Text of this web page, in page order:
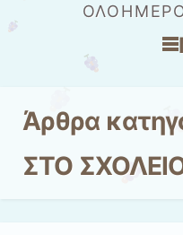
Μετάβαση στο περιεχόμενο
Άρθρα
ΣΤΟ